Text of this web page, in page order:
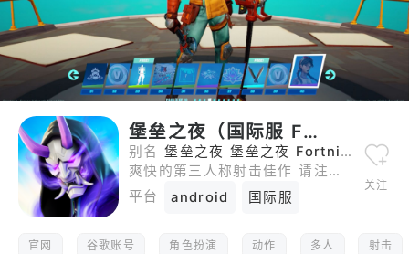
堡垒之夜（国际服 Fortnite）
别名堡垒之夜 堡垒之夜 Fortnite
爽快的第三人称射击佳作 请注意： 1.建议在麒麟970以上，高通骁龙845以上的手机上运行，否则会有闪退、画面卡顿、发热的问题 2.初次进入游戏内有8G的资源下载，可以尝试直连下载资源，但是游戏内对局依然要启动加速 3.游戏暂时无中文 4.游戏内有60FPS的设置，但是基本只有达到配置高及其以上级别的手机才能开启
平台
android 国际服
关注
官网 谷歌账号 角色扮演 动作 多人 射击